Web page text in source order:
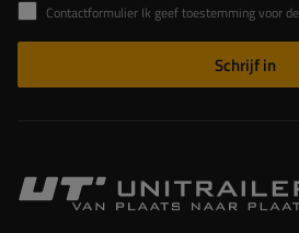
Contactformulier Ik geef toestemming voor de verwerking van mijn persoonlijke gegevens in het contactformulier in
Schrijf in